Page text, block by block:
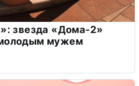
звезда «Дома-2»
мужем